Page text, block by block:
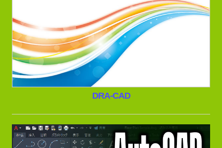
DRA-CAD